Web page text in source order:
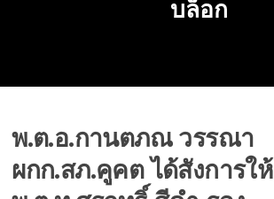
บล็อก
พ.ต.อ.กานตภณ วรรณา
ผกก.สภ.คูคต ได้สังการให้